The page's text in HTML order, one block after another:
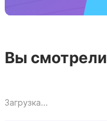
Вы смотрели
Загрузка...